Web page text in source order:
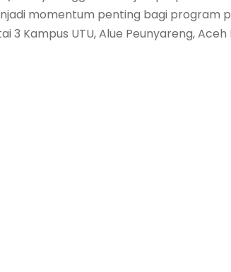
momentum penting bagi program
3 Kampus UTU, Alue Peunyareng,